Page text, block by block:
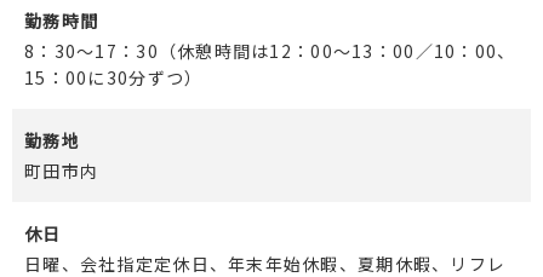
勤務時間
8：30～17：30（休憩時間は12：00～13：00／10：00、
15：00に30分ずつ）
勤務地
町田市内
休日
日曜、会社指定定休日、年末年始休暇、夏期休暇、リフレ